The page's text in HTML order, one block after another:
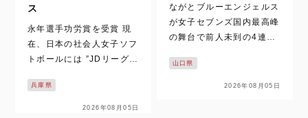
ス
永年選手功労賞を受賞 現
在、日本の社会人女子ソフ
トボールには ”JDリーグと
ーグ（以下、日本リー
グ）” の2つ実業団リーグ
兵庫県
2026年08月05日
ながとブルーエンジェルス
が女子セブンズ国内最高峰
の舞台で前人未到の4連覇
催されるグランドファイナ
ルを前に、王者の現在地と
山口県
2026年08月05日